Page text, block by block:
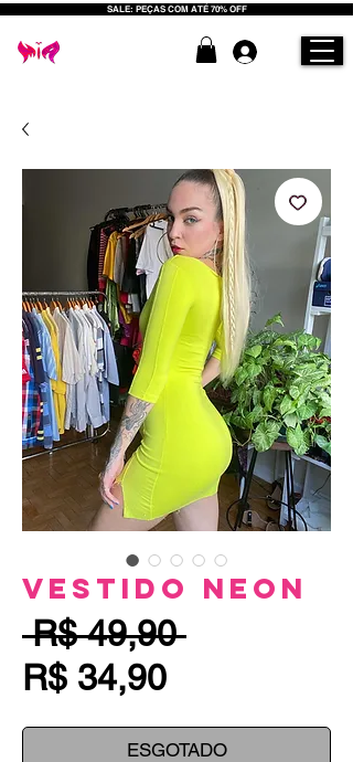
SALE: PEÇAS COM ATÉ 70% OFF
Vestido Neon
R$ 49,90 Preço
R$ 34,90Preço
promocional
ESGOTADO